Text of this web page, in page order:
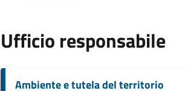
Ufficio responsabile
Ambiente e tutela del territorio